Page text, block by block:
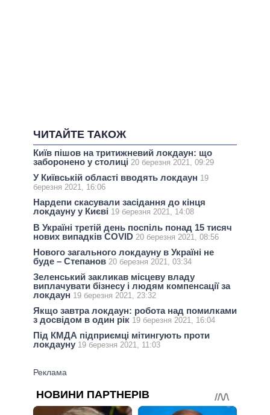
ЧИТАЙТЕ ТАКОЖ
Київ пішов на тритижневий локдаун: що
заборонено у столиці 20 березня 2021, 09:29
У Київській області вводять локдаун 19
березня 2021, 16:06
Нардепи скасували засідання до кінця
локдауну у Києві 19 березня 2021, 14:08
В Україні третій день поспіль понад 15 тисяч
нових випадків COVID 20 березня 2021, 08:56
Нового загального локдауну в Україні не
буде – Степанов 20 березня 2021, 03:34
Зеленський закликав місцеву владу
виплачувати бізнесу і людям компенсації за
локдаун 19 березня 2021, 23:32
Якщо завтра локдаун: робота над помилками
з досвідом в один рік 19 березня 2021, 16:04
Під КМДА підприємці мітингують проти
локдауну 19 березня 2021, 11:03